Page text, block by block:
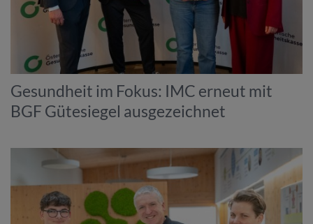
Gesundheit im Fokus: IMC erneut mit
BGF Gütesiegel ausgezeichnet